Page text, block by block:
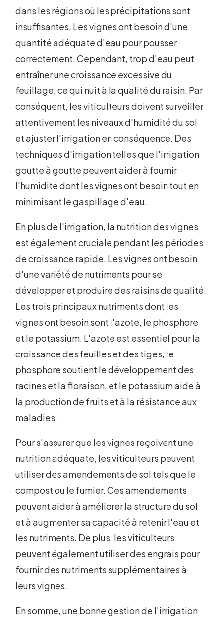
dans les régions où les précipitations sont
insuffisantes. Les vignes ont besoin d'une
quantité adéquate d'eau pour pousser
correctement. Cependant, trop d'eau peut
entraîner une croissance excessive du
feuillage, ce qui nuit à la qualité du raisin. Par
conséquent, les viticulteurs doivent surveiller
attentivement les niveaux d'humidité du sol
et ajuster l'irrigation en conséquence. Des
techniques d'irrigation telles que l'irrigation
goutte à goutte peuvent aider à fournir
l'humidité dont les vignes ont besoin tout en
minimisant le gaspillage d'eau.
En plus de l'irrigation, la nutrition des vignes
est également cruciale pendant les périodes
de croissance rapide. Les vignes ont besoin
d'une variété de nutriments pour se
développer et produire des raisins de qualité.
Les trois principaux nutriments dont les
vignes ont besoin sont l'azote, le phosphore
et le potassium. L'azote est essentiel pour la
croissance des feuilles et des tiges, le
phosphore soutient le développement des
racines et la floraison, et le potassium aide à
la production de fruits et à la résistance aux
maladies.
Pour s'assurer que les vignes reçoivent une
nutrition adéquate, les viticulteurs peuvent
utiliser des amendements de sol tels que le
compost ou le fumier. Ces amendements
peuvent aider à améliorer la structure du sol
et à augmenter sa capacité à retenir l'eau et
les nutriments. De plus, les viticulteurs
peuvent également utiliser des engrais pour
fournir des nutriments supplémentaires à
leurs vignes.
En somme, une bonne gestion de l'irrigation